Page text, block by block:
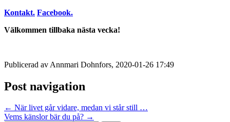
Kontakt. Facebook.
Välkommen tillbaka nästa vecka!
Publicerad av Annmari Dohnfors, 2020-01-26 17:49
Post navigation
← När livet går vidare, medan vi står still …
Vems känslor bär du på? →